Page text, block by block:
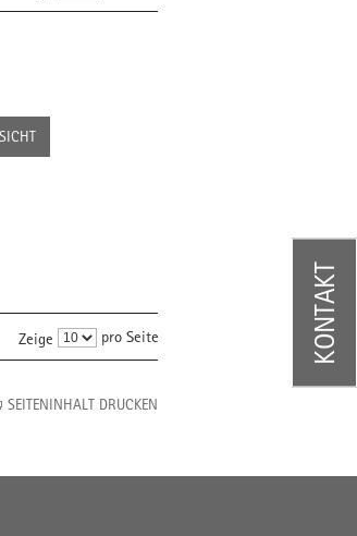
Zeige pro Seite
SEITENINHALT DRUCKEN
KONTAKT